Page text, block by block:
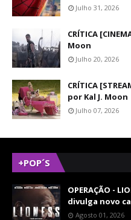
Julho 31, 2026
CRÍTICA
Moon
Julho 20, 2026
CRÍTICA
por Kal J. Moon
Julho 07, 2026
+POP´S
OPERAÇÃO -
divulga novo
Agosto 01, 2026